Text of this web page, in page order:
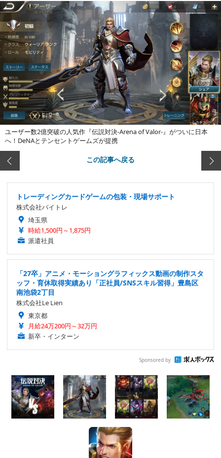
ユーザー数2億突破の人気作『伝説対決-Arena of Valor-』がついに日本
へ！DeNAとテンセントゲームズが提携
この記事へ戻る
トレーディングカードゲームの包装・現場サポート
株式会社バイトレ
埼玉県
時給1,500円～1,875円
派遣社員
「27卒」アニメ・モーショングラフィックス動画の制作スタ
ッフ・育休取得実績あり「正社員/SNSスキル習得」豊島区
南池袋2丁目
株式会社Le Lien
東京都
月給24万200円～32万円
新卒・インターン
Sponsored by